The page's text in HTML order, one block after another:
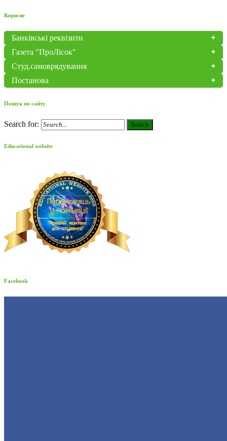
Корисне
Банківські реквізити
Газета "ПроЛісок"
Студ.самоврядування
Постанова
Пошук по сайту
Search for: Search
Educational website
Facebook